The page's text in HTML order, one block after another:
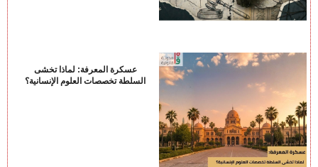
عسكرة المعرفة: لماذا تخشى
السلطة تخصصات العلوم الإنسانية؟